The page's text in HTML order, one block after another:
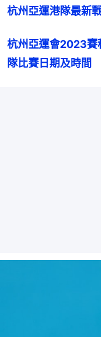
杭州亞運港隊最新
杭州亞運會2023賽
隊比賽日期及時間